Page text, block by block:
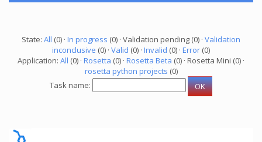
State: All (0) · In progress (0) · Validation pending (0) · Validation
inconclusive (0) · Valid (0) · Invalid (0) · Error (0)
Application: All (0) · Rosetta (0) · Rosetta Beta (0) · Rosetta Mini (0) ·
rosetta python projects (0)
Task name: